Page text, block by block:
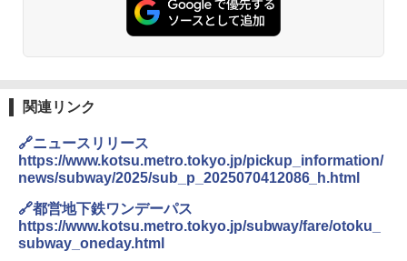
￥2,980
DEWEL パラソル 大型 ビーチ アウトドアパ
￥6,459
熊撃退スプレー 熊よけスプレー 熊スプレー
【日本企業販売】超強力クマ対策スプレー 30
0ml（連続噴射30秒）110ml（連続噴射15
秒）射程5～10m 安全ロック搭載 携帯収納袋
付き ヒグマ・イノシシ対策 自治体・教育機
関連リンク
🔗ニュースリリース
https://www.kotsu.metro.tokyo.jp/pickup_information/
news/subway/2025/sub_p_2025070412086_h.html
🔗都営地下鉄ワンデーパス
https://www.kotsu.metro.tokyo.jp/subway/fare/otoku_
subway_oneday.html